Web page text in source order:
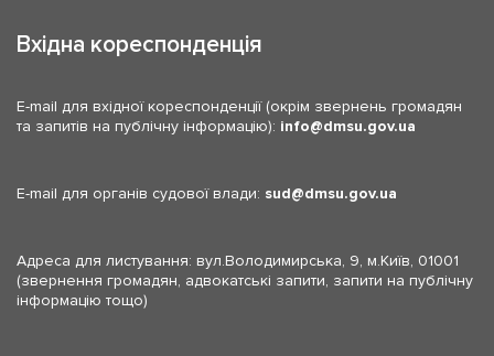
Вхідна кореспонденція
E-mail для вхідної кореспонденції (окрім звернень громадян
та запитів на публічну інформацію): info dmsu.gov.ua
E-mail для органів судової влади: sud dmsu.gov.ua
Адреса для листування: вул.Володимирська, 9, м.Київ, 01001
(звернення громадян, адвокатські запити, запити на публічну
інформацію тощо)